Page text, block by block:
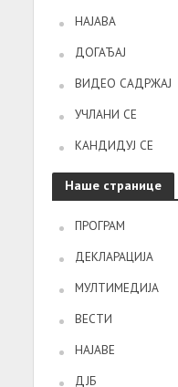
НАЈАВА
ДОГАЂАЈ
ВИДЕО САДРЖАЈ
УЧЛАНИ СЕ
КАНДИДУЈ СЕ
Наше странице
ПРОГРАМ
ДЕКЛАРАЦИЈА
МУЛТИМЕДИЈА
ВЕСТИ
НАЈАВЕ
ДЈБ